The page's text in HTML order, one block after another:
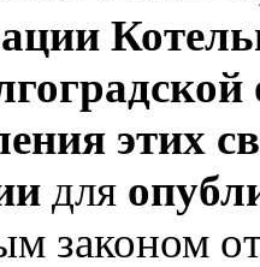
этих
для
законом